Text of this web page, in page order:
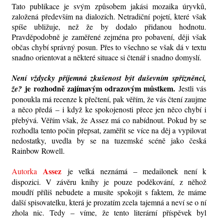
Tato publikace je svým způsobem jakási mozaika úryvků,
založená především na dialozích. Netradiční pojetí, které však
spíše ubližuje, než že by dodalo přidanou hodnotu.
Pravděpodobně je zaměřené zejména pro pobavení, ději však
občas chybí správný posun. Přes to všechno se však dá v textu
snadno orientovat a některé situace si čtenář i snadno domyslí.
Není vždycky příjemná zkušenost být duševním spřízněnci,
že? je rozhodně zajímavým odrazovým můstkem. Jestli vás
ponoukla má recenze k přečtení, pak věřím, že vás čtení zaujme
a něco předá –i když ke spokojenosti přece jen něco chybí i
přebývá. Věřím však, že Assez má co nabídnout. Pokud by se
rozhodla tento počin přepsat, zaměřit se více na děj a vypilovat
nedostatky, uvedla by se na tuzemské scéně jako česká
Rainbow Rowell.
Autorka Assez je velká neznámá – medailonek není k
dispozici. V závěru knihy je pouze poděkování, z něhož
moudří příliš nebudete a musíte spokojit s faktem, že máme
další spisovatelku, která je prozatím zcela tajemná a neví se o ní
zhola nic. Tedy
–
víme, že tento literární příspěvek byl